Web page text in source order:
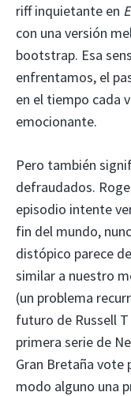
riff inquietante en
con una versión
bootstrap. Esa
enfrentamos, el
en el tiempo cada
emocionante.
Pero también
defraudados.
episodio intente
fin del mundo,
distópico parece
similar a nuestro
(un problema
futuro de Russell
primera serie de
Gran Bretaña vote
modo alguno una